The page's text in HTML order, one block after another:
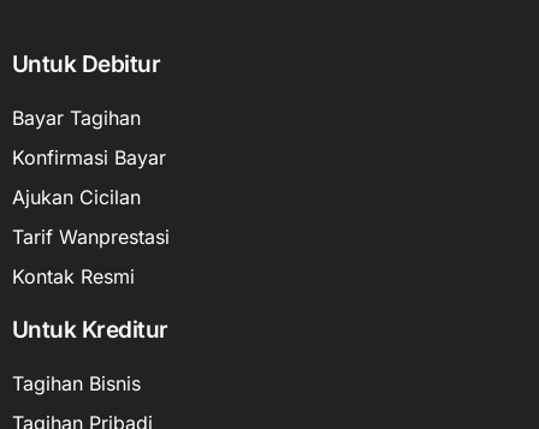
Untuk Debitur
Bayar Tagihan
Konfirmasi Bayar
Ajukan Cicilan
Tarif Wanprestasi
Kontak Resmi
Untuk Kreditur
Tagihan Bisnis
Tagihan Pribadi